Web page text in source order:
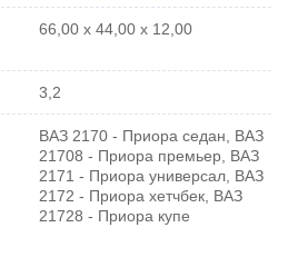
66,00 х 44,00 х 12,00
3,2
ВАЗ 2170 - Приора седан, ВАЗ
21708 - Приора премьер, ВАЗ
2171 - Приора универсал, ВАЗ
2172 - Приора хетчбек, ВАЗ
21728 - Приора купе